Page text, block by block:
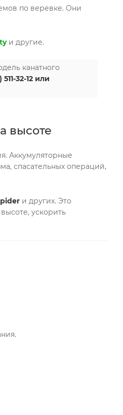
по веревке. Они
и другие.
канатного
32-12 или
высоте
Аккумуляторные
спасательных операций,
и других. Это
ускорить